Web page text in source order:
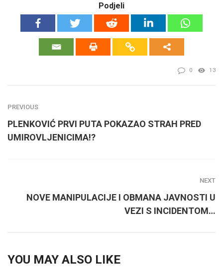
Podjeli
0 13
PREVIOUS
PLENKOVIĆ PRVI PUTA POKAZAO STRAH PRED
UMIROVLJENICIMA!?
NEXT
NOVE MANIPULACIJE I OBMANA JAVNOSTI U
VEZI S INCIDENTOM…
YOU MAY ALSO LIKE